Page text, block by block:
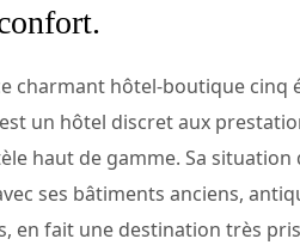
charmant hôtel-boutique cinq
un hôtel discret aux
haut de gamme. Sa
ses bâtiments anciens,
en fait une destination très